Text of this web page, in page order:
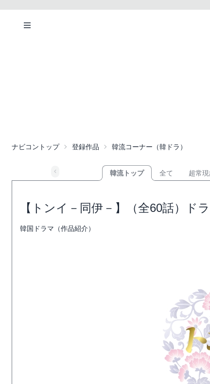
ナビコントップ 登録作品 韓流コーナー（韓ドラ）
韓流トップ 全て 超常現
【トンイ－同伊－】（全60話）ド
韓国ドラマ（作品紹介）